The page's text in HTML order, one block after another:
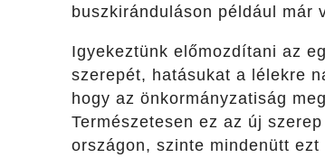
buszkiránduláson például már
Igyekeztünk előmozdítani az
szerepét, hatásukat a lélekre
hogy az önkormányzatiság
Természetesen ez az új
országon, szinte mindenütt